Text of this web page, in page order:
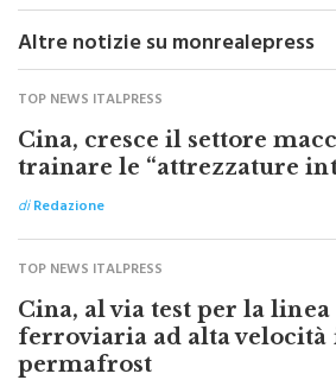
Altre notizie su monrealepress
TOP NEWS ITALPRESS
Cina, cresce il settore
trainare le “attrezzature
diRedazione
TOP NEWS ITALPRESS
Cina, al via test per la linea
ferroviaria ad alta velocità
permafrost